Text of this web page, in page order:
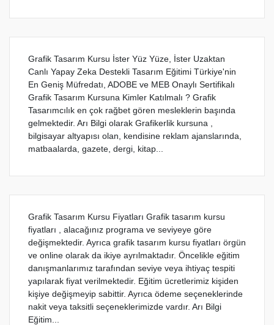
Grafik Tasarım Kursu İster Yüz Yüze, İster Uzaktan
Canlı Yapay Zeka Destekli Tasarım Eğitimi Türkiye'nin
En Geniş Müfredatı, ADOBE ve MEB Onaylı Sertifikalı
Grafik Tasarım Kursuna Kimler Katılmalı ? Grafik
Tasarımcılık en çok rağbet gören mesleklerin başında
gelmektedir. Arı Bilgi olarak Grafikerlik kursuna ,
bilgisayar altyapısı olan, kendisine reklam ajanslarında,
matbaalarda, gazete, dergi, kitap...
Grafik Tasarım Kursu Fiyatları Grafik tasarım kursu
fiyatları , alacağınız programa ve seviyeye göre
değişmektedir. Ayrıca grafik tasarım kursu fiyatları örgün
ve online olarak da ikiye ayrılmaktadır. Öncelikle eğitim
danışmanlarımız tarafından seviye veya ihtiyaç tespiti
yapılarak fiyat verilmektedir. Eğitim ücretlerimiz kişiden
kişiye değişmeyip sabittir. Ayrıca ödeme seçeneklerinde
nakit veya taksitli seçeneklerimizde vardır. Arı Bilgi
Eğitim...